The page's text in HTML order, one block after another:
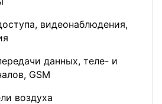
видеонаблюдения,
данных, теле- и
GSM
воздуха